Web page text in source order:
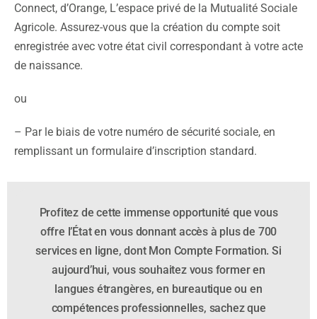
Connect, d’Orange, L’espace privé de la Mutualité Sociale
Agricole. Assurez-vous que la création du compte soit
enregistrée avec votre état civil correspondant à votre acte
de naissance.
ou
– Par le biais de votre numéro de sécurité sociale, en
remplissant un formulaire d’inscription standard.
Profitez de cette immense opportunité que vous
offre l’État en vous donnant accès à plus de 700
services en ligne, dont Mon Compte Formation. Si
aujourd’hui, vous souhaitez vous former en
langues étrangères, en bureautique ou en
compétences professionnelles, sachez que